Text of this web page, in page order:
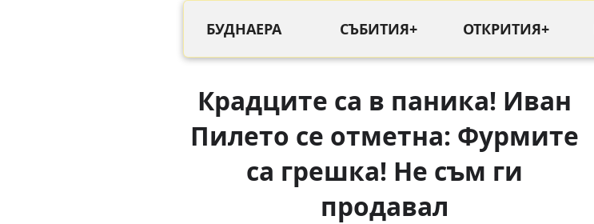
БУДНАЕРА СЪБИТИЯ+ ОТКРИТИЯ+
Крадците са в паника! Иван
Пилето се отметна: Фурмите
са грешка! Не съм ги
продавал